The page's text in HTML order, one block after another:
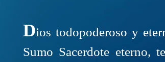
Dios todopoderoso y
Sumo Sacerdote eterno,